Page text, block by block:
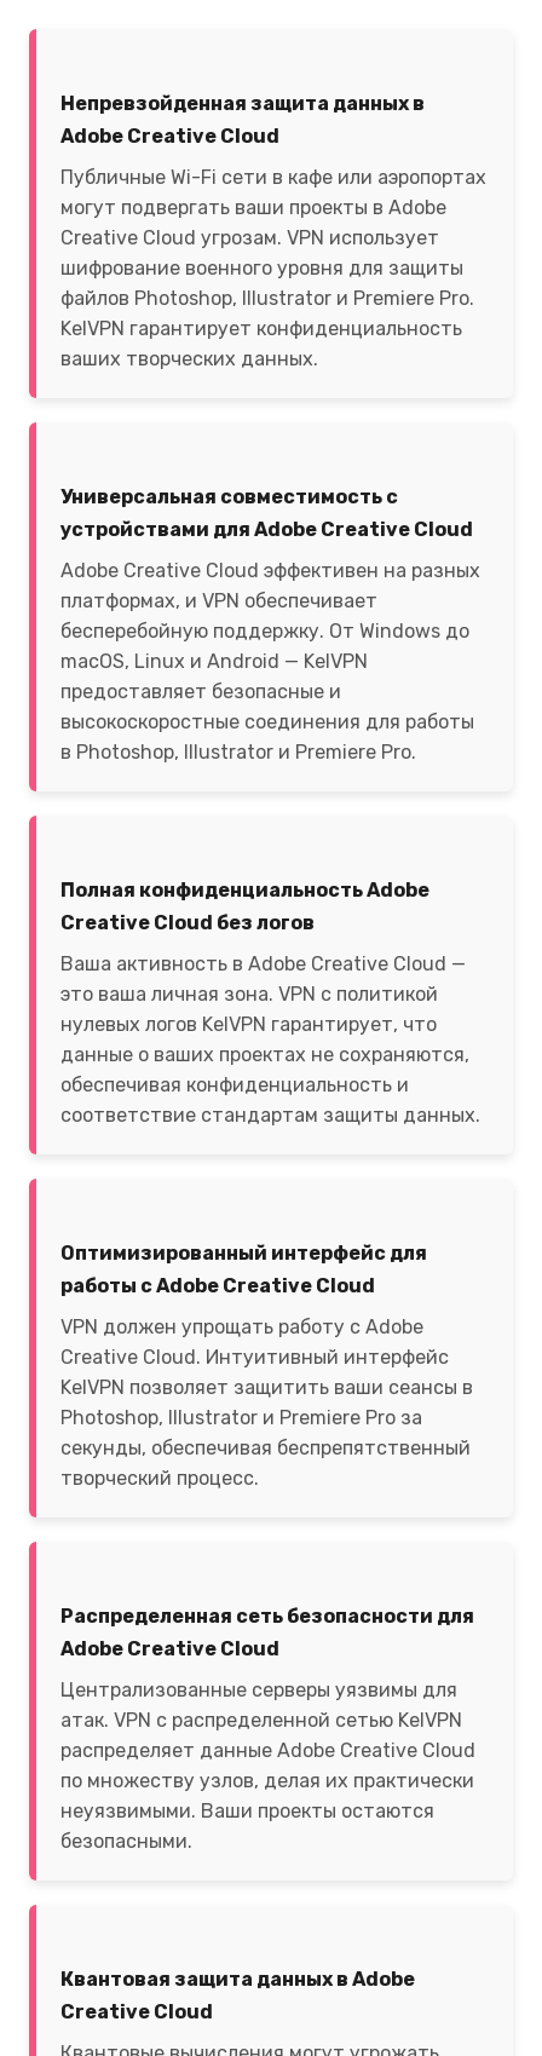
Непревзойденная защита данных в
Adobe Creative Cloud
Публичные Wi-Fi сети в кафе или аэропортах
могут подвергать ваши проекты в Adobe
Creative Cloud угрозам. VPN использует
шифрование военного уровня для защиты
файлов Photoshop, Illustrator и Premiere Pro.
KelVPN гарантирует конфиденциальность
ваших творческих данных.
Универсальная совместимость с
устройствами для Adobe Creative Cloud
Adobe Creative Cloud эффективен на разных
платформах, и VPN обеспечивает
бесперебойную поддержку. От Windows до
macOS, Linux и Android — KelVPN
предоставляет безопасные и
высокоскоростные соединения для работы
в Photoshop, Illustrator и Premiere Pro.
Полная конфиденциальность Adobe
Creative Cloud без логов
Ваша активность в Adobe Creative Cloud —
это ваша личная зона. VPN с политикой
нулевых логов KelVPN гарантирует, что
данные о ваших проектах не сохраняются,
обеспечивая конфиденциальность и
соответствие стандартам защиты данных.
Оптимизированный интерфейс для
работы с Adobe Creative Cloud
VPN должен упрощать работу с Adobe
Creative Cloud. Интуитивный интерфейс
KelVPN позволяет защитить ваши сеансы в
Photoshop, Illustrator и Premiere Pro за
секунды, обеспечивая беспрепятственный
творческий процесс.
Распределенная сеть безопасности для
Adobe Creative Cloud
Централизованные серверы уязвимы для
атак. VPN с распределенной сетью KelVPN
распределяет данные Adobe Creative Cloud
по множеству узлов, делая их практически
неуязвимыми. Ваши проекты остаются
безопасными.
Квантовая защита данных в Adobe
Creative Cloud